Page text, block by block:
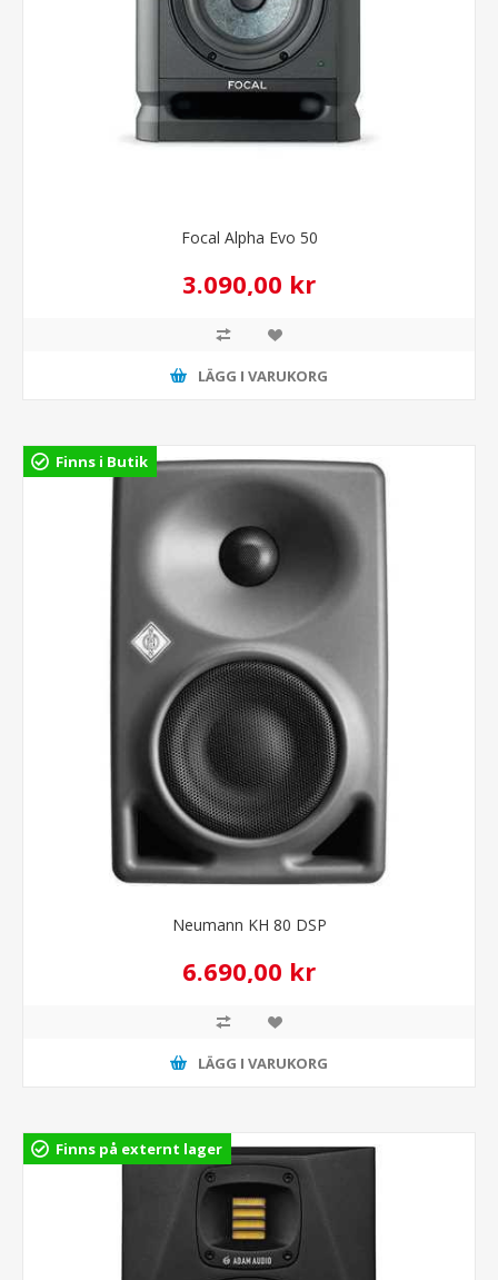
Focal Alpha Evo 50
3.090,00 kr
LÄGG I VARUKORG
Finns i Butik
Neumann KH 80 DSP
6.690,00 kr
LÄGG I VARUKORG
Finns på externt lager